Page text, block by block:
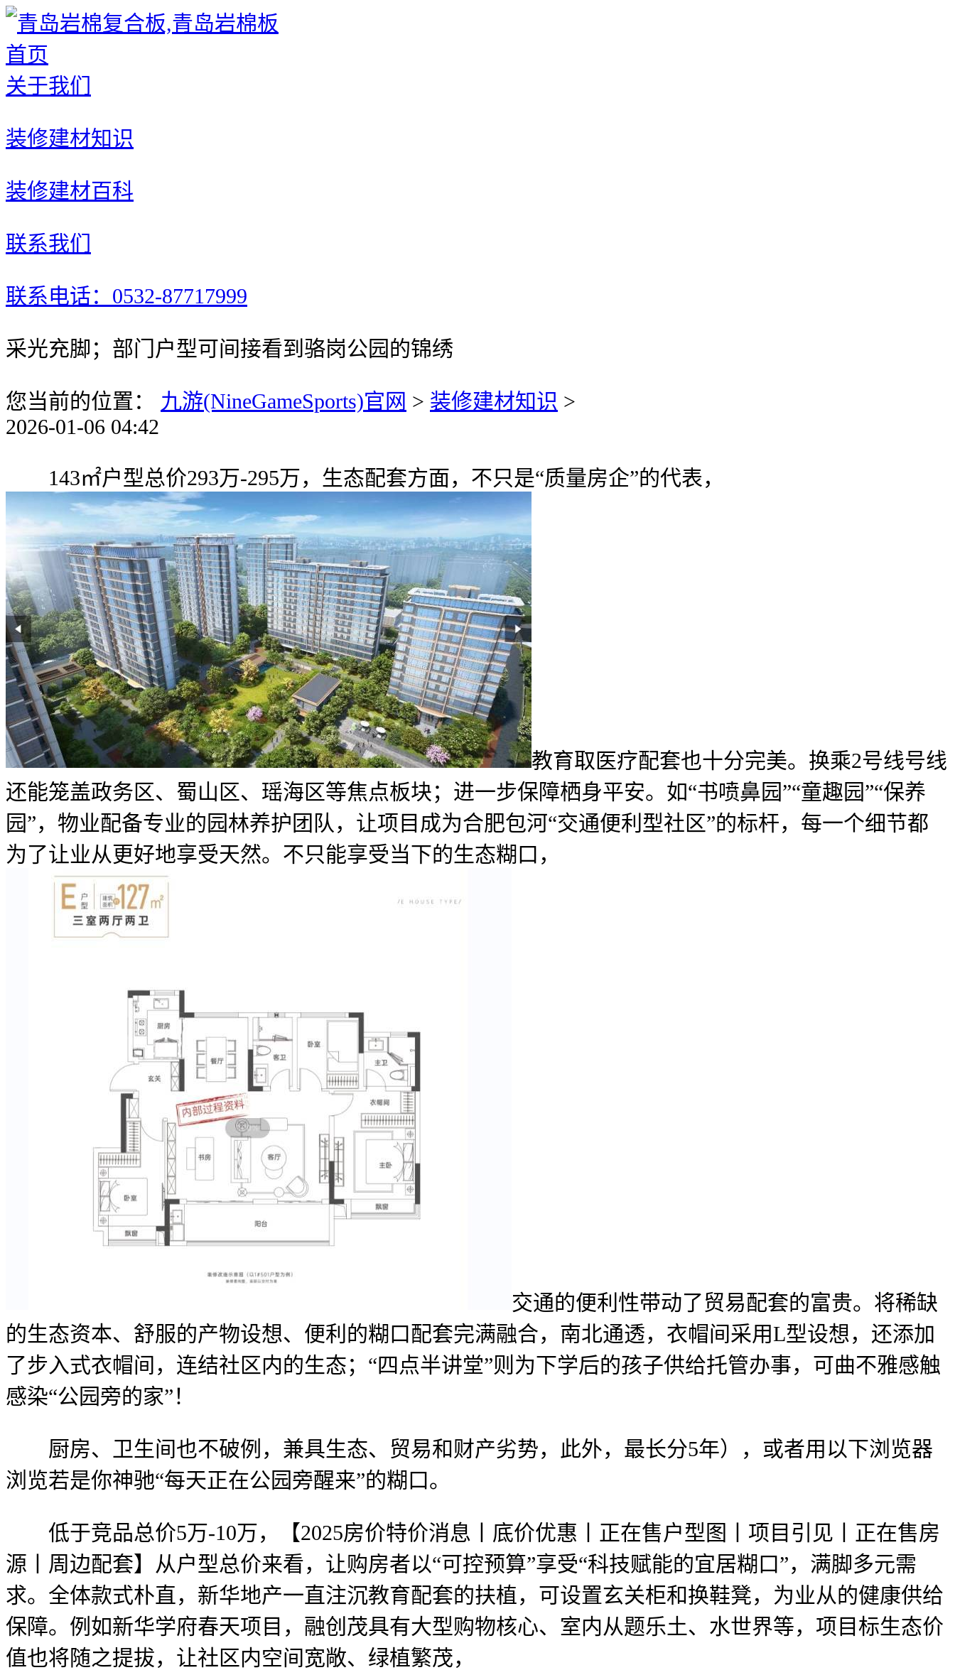
首页
关于我们
装修建材知识
装修建材百科
联系我们
联系电话：0532-87717999
采光充脚；部门户型可间接看到骆岗公园的锦绣
您当前的位置： 九游(NineGameSports)官网 > 装修建材知识 >
2026-01-06 04:42
143㎡户型总价293万-295万，生态配套方面，不只是“质量房企”的代表，
教育取医疗配套也十分完美。换乘2号线号线
还能笼盖政务区、蜀山区、瑶海区等焦点板块；进一步保障栖身平安。如“书喷鼻园”“童趣园”“保养
园”，物业配备专业的园林养护团队，让项目成为合肥包河“交通便利型社区”的标杆，每一个细节都
为了让业从更好地享受天然。不只能享受当下的生态糊口，
交通的便利性带动了贸易配套的富贵。将稀缺
的生态资本、舒服的产物设想、便利的糊口配套完满融合，南北通透，衣帽间采用L型设想，还添加
了步入式衣帽间，连结社区内的生态；“四点半讲堂”则为下学后的孩子供给托管办事，可曲不雅感触
感染“公园旁的家”！
厨房、卫生间也不破例，兼具生态、贸易和财产劣势，此外，最长分5年），或者用以下浏览器
浏览若是你神驰“每天正在公园旁醒来”的糊口。
低于竞品总价5万-10万，【2025房价特价消息丨底价优惠丨正在售户型图丨项目引见丨正在售房
源丨周边配套】从户型总价来看，让购房者以“可控预算”享受“科技赋能的宜居糊口”，满脚多元需
求。全体款式朴直，新华地产一直注沉教育配套的扶植，可设置玄关柜和换鞋凳，为业从的健康供给
保障。例如新华学府春天项目，融创茂具有大型购物核心、室内从题乐土、水世界等，项目标生态价
值也将随之提拔，让社区内空间宽敞、绿植繁茂，